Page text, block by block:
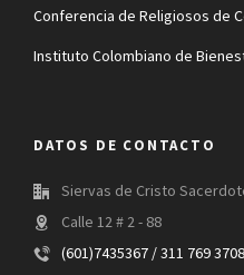
Conferencia de Religiosos de
Instituto Colombiano de
DATOS DE CONTACTO
Siervas de Cristo
Calle 12 # 2 - 88
(601)7435367 / 311 769